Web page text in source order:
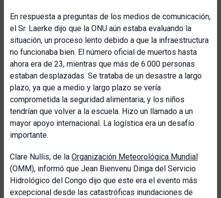
En respuesta a preguntas de los medios de comunicación,
el Sr. Laerke dijo que la ONU aún estaba evaluando la
situación, un proceso lento debido a que la infraestructura
no funcionaba bien. El número oficial de muertos hasta
ahora era de 23, mientras que más de 6.000 personas
estaban desplazadas. Se trataba de un desastre a largo
plazo, ya que a medio y largo plazo se vería
comprometida la seguridad alimentaria, y los niños
tendrían que volver a la escuela. Hizo un llamado a un
mayor apoyo internacional. La logística era un desafío
importante.
Clare Nullis, de la Organización Meteorológica Mundial
(OMM), informó que Jean Bienvenu Dinga del Servicio
Hidrológico del Congo dijo que este era el evento más
excepcional desde las catastróficas inundaciones de